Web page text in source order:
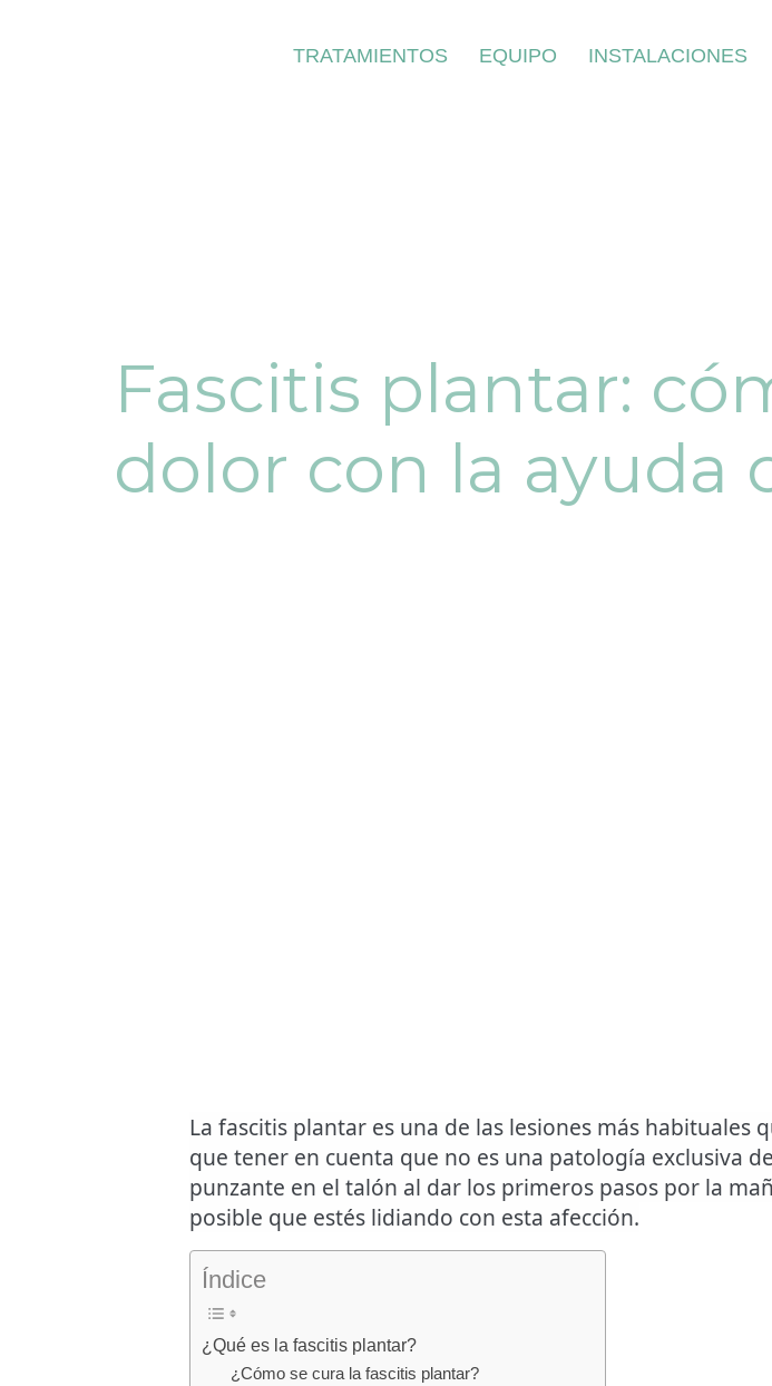
TRATAMIENTOS EQUIPO INSTALACIONES
Fascitis plantar:
dolor con la ayuda
La fascitis plantar es una de las lesiones más
que tener en cuenta que no es una patología exclusiva
punzante en el talón al dar los primeros pasos por la
posible que estés lidiando con esta afección.
Índice
¿Qué es la fascitis plantar?
¿Cómo se cura la fascitis plantar?